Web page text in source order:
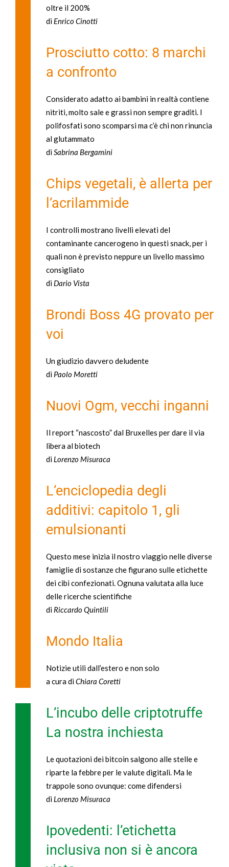
oltre il 200%
di Enrico Cinotti
Prosciutto cotto: 8 marchi
a confronto
Considerato adatto ai bambini in realtà contiene
nitriti, molto sale e grassi non sempre graditi. I
polifosfati sono scomparsi ma c’è chi non rinuncia
al glutammato
diSabrina Bergamini
Chips vegetali, è allerta per
l’acrilammide
I controlli mostrano livelli elevati del
contaminante cancerogeno in questi snack, per i
quali non è previsto neppure un livello massimo
consigliato
di Dario Vista
Brondi Boss 4G provato per
voi
Un giudizio davvero deludente
di Paolo Moretti
Nuovi Ogm, vecchi inganni
Il report “nascosto” dal Bruxelles per dare il via
libera al biotech
di Lorenzo Misuraca
L’enciclopedia degli
additivi: capitolo 1, gli
emulsionanti
Questo mese inizia il nostro viaggio nelle diverse
famiglie di sostanze che figurano sulle etichette
dei cibi confezionati. Ognuna valutata alla luce
delle ricerche scientifiche
di Riccardo Quintili
Mondo Italia
Notizie utili dall’estero e non solo
a cura diChiara Coretti
L’incubo delle criptotruffe
La nostra inchiesta
Le quotazioni dei bitcoin salgono alle stelle e
riparte la febbre per le valute digitali. Ma le
trappole sono ovunque: come difendersi
di Lorenzo Misuraca
Ipovedenti: l’etichetta
inclusiva non si è ancora